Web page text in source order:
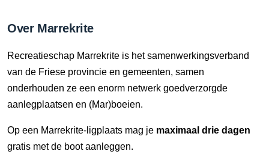
Over Marrekrite
Recreatieschap Marrekrite is het samenwerkingsverband
van de Friese provincie en gemeenten, samen
onderhouden ze een enorm netwerk goedverzorgde
aanlegplaatsen en (Mar)boeien.
Op een Marrekrite-ligplaats mag je maximaal drie dagen
gratis met de boot aanleggen.